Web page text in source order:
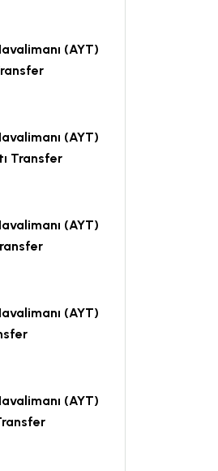
(AYT)
(AYT)
Transfer
(AYT)
(AYT)
(AYT)